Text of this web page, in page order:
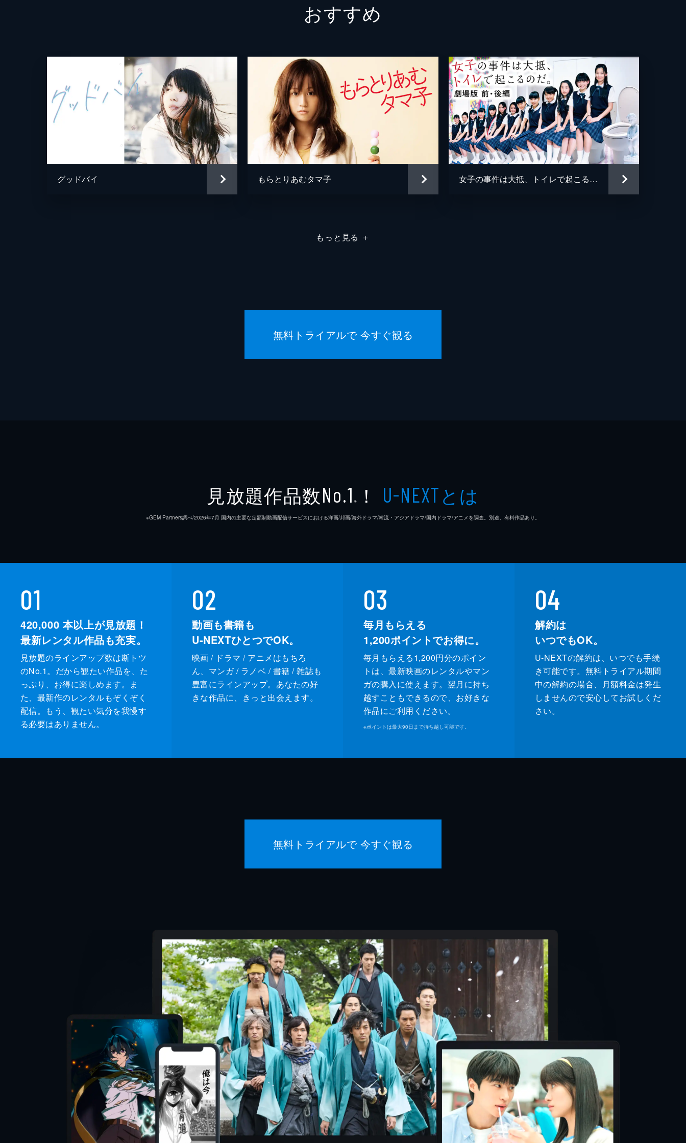
購買のおじさん 橋爪功
監督 高野舞
神森万里江
柳田しゆ
おすすめ
グッドバイ もらとりあむタマ子 女子の事件は大抵、トイレで起こるのだ。劇場版 前・後編
もっと見る ＋
無料トライアルで 今すぐ観る
見放題作品数No.1 ※ ！ U-NEXTとは
※GEM Partners調べ/2026年7⽉ 国内の主要な定額制動画配信サービスにおける洋画/邦画/海外ドラマ/韓流・アジアドラマ/国内ドラマ/アニメを調査。別途、有料作品あり。
01
420,000 本以上が見放題！
最新レンタル作品も充実。
見放題のラインアップ数は断トツ
のNo.1。だから観たい作品を、た
っぷり、お得に楽しめます。ま
た、最新作のレンタルもぞくぞく
配信。もう、観たい気分を我慢す
る必要はありません。
02
動画も書籍も
U-NEXTひとつでOK。
映画 / ドラマ / アニメはもちろ
ん、マンガ / ラノベ / 書籍 / 雑誌も
豊富にラインアップ。あなたの好
きな作品に、きっと出会えます。
03
毎月もらえる
1,200ポイントでお得に。
毎月もらえる1,200円分のポイン
トは、最新映画のレンタルやマン
ガの購入に使えます。翌月に持ち
越すこともできるので、お好きな
作品にご利用ください。
※ポイントは最大90日まで持ち越し可能です。
04
解約は
いつでもOK。
U-NEXTの解約は、いつでも手続
き可能です。無料トライアル期間
中の解約の場合、月額料金は発生
しませんので安心してお試しくだ
さい。
無料トライアルで 今すぐ観る